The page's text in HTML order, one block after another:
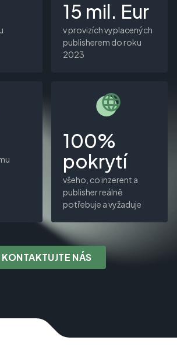
15 mil. Eur
v provizích vyplacených
publisherem do roku
2023
100%
pokrytí
všeho, co inzerent a
publisher reálně
potřebuje a vyžaduje
KONTAKTUJTE NÁS